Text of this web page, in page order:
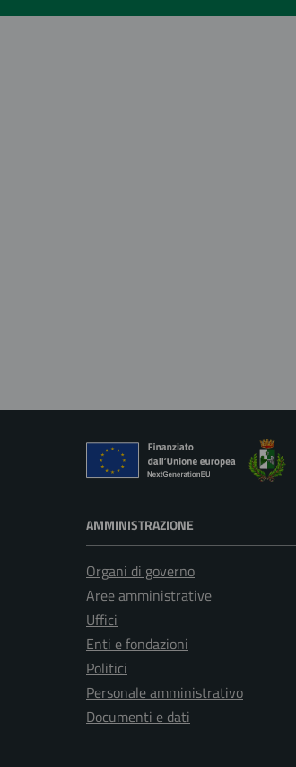
AMMINISTRAZIONE
Organi di governo
Aree amministrative
Uffici
Enti e fondazioni
Politici
Personale amministrativo
Documenti e dati